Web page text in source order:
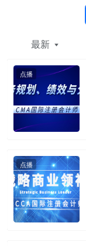
最新
点播
点播